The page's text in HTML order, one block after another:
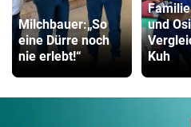
Milchbauer:„So
eine Dürre noch
nie erlebt!“
und
Kuh